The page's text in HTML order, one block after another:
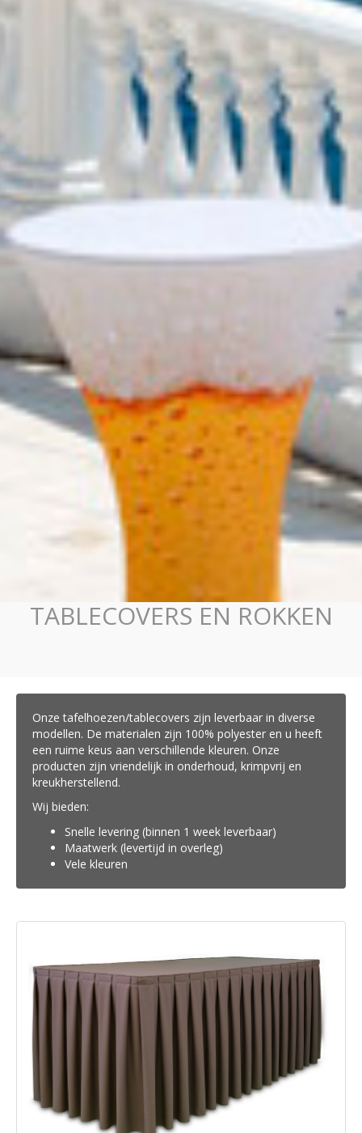
TABLECOVERS EN ROKKEN
Onze tafelhoezen/tablecovers zijn leverbaar in diverse
modellen. De materialen zijn 100% polyester en u heeft
een ruime keus aan verschillende kleuren. Onze
producten zijn vriendelijk in onderhoud, krimpvrij en
kreukherstellend.
Wij bieden:
Snelle levering (binnen 1 week leverbaar)
Maatwerk (levertijd in overleg)
Vele kleuren